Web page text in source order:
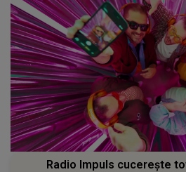
Radio Impuls cucerește